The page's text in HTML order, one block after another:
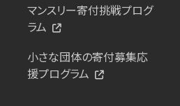
マンスリー寄付挑戦プログ
ラム
小さな団体の寄付募集応
援プログラム